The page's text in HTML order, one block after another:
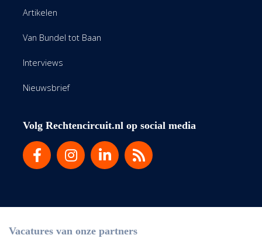
Artikelen
Van Bundel tot Baan
Interviews
Nieuwsbrief
Volg Rechtencircuit.nl op social media
Vacatures van onze partners